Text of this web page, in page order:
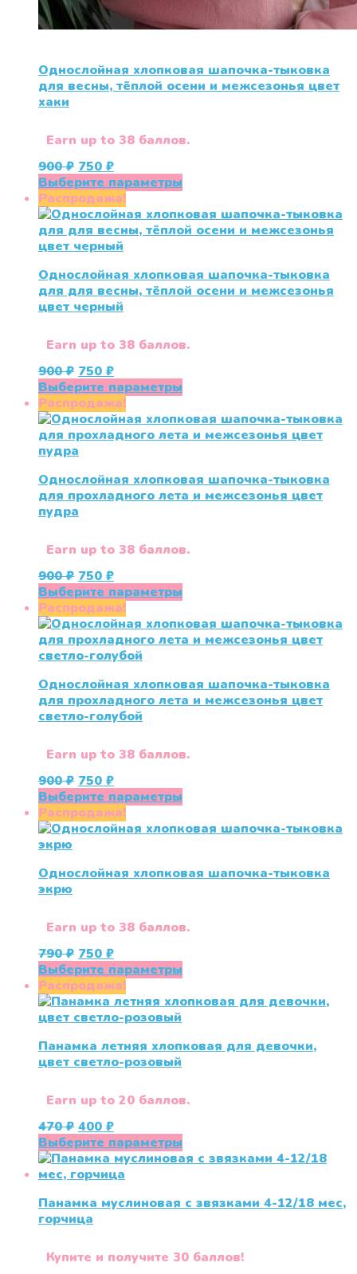
Однослойная хлопковая шапочка-тыковка
для весны, тёплой осени и межсезонья цвет
хаки
Earn up to 38 баллов.
900₽ Первоначальная
цена
составляла
900 ₽.
750 ₽Текущая
цена:
750 ₽.
Выберите параметры
имеет
несколько
можно
выбрать
товара.
Распродажа!
Однослойная хлопковая шапочка-тыковка
для для весны, тёплой осени и межсезонья
цвет черный
Earn up to 38 баллов.
900₽ Первоначальная
цена
составляла
900 ₽.
750 ₽Текущая
цена:
750 ₽.
Выберите параметры
имеет
несколько
можно
выбрать
товара.
Распродажа!
Однослойная хлопковая шапочка-тыковка
для прохладного лета и межсезонья цвет
пудра
Earn up to 38 баллов.
900₽ Первоначальная
цена
составляла
900 ₽.
750 ₽Текущая
цена:
750 ₽.
Выберите параметры
имеет
несколько
можно
выбрать
товара.
Распродажа!
Однослойная хлопковая шапочка-тыковка
для прохладного лета и межсезонья цвет
светло-голубой
Earn up to 38 баллов.
900₽ Первоначальная
цена
составляла
900 ₽.
750 ₽Текущая
цена:
750 ₽.
Выберите параметры
имеет
Опции
на
Распродажа!
Однослойная хлопковая шапочка-тыковка
экрю
Earn up to 38 баллов.
790₽ Первоначальная
цена
составляла
790 ₽.
750 ₽Текущая
цена:
750 ₽.
Выберите параметры
имеет
Опции
на
Распродажа!
Панамка летняя хлопковая для девочки,
цвет светло-розовый
Earn up to 20 баллов.
470₽ Первоначальная
цена
составляла
470 ₽.
400 ₽Текущая
цена:
400 ₽.
Выберите параметры
товар
вариаций.
выбрать
Панамка муслиновая с звязками 4-12/18 мес,
горчица
Купите и получите 30 баллов!